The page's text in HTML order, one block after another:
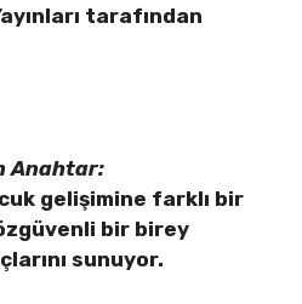
tarafından
Anahtar:
gelişimine farklı bir
bir birey
sunuyor.